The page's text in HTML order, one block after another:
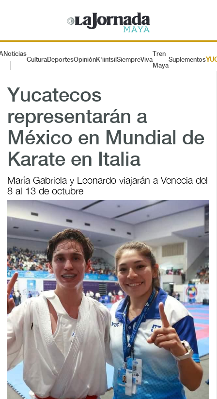
Noticias
CulturaDeportesOpiniónK'iintsil SiempreViva
Tren
Maya
Suplementos
Yucatecos
representarán a
México en Mundial de
Karate en Italia
María Gabriela y Leonardo viajarán a Venecia del
8 al 13 de octubre